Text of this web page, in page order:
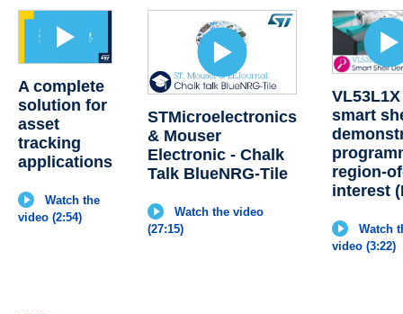
A complete
solution for
asset
tracking
applications
Watch the
video (2:54)
STMicroelectronics
& Mouser
Electronic - Chalk
Talk BlueNRG-Tile
Watch the video
(27:15)
smart
region-
interest
Watch
video (3:22)